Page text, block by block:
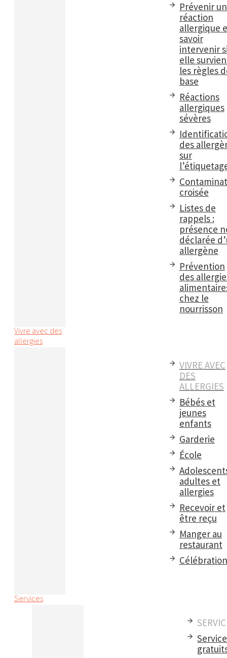
Prévenir
réaction
allergique
savoir
intervenir
elle
les règles
base
Réactions
allergiques
sévères
des
sur
croisée
Listes de
rappels :
présence
déclarée
allergène
Prévention
des
chez le
nourrisson
Vivre avec des
allergies
VIVRE AVEC
DES
ALLERGIES
Bébés et
jeunes
enfants
Garderie
École
adultes et
allergies
Recevoir et
être reçu
Manger au
restaurant
Services